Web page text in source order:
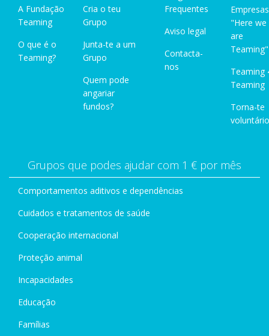
A Fundação
Teaming
O que é o
Teaming?
Cria o teu
Grupo
Junta-te a um
Grupo
Quem pode
angariar
fundos?
Frequentes
Aviso legal
Contacta-
nos
Empresas
"Here we
are
Teaming"
Teaming
Teaming
Torna-te
Grupos que podes ajudar com 1 € por mês
Comportamentos aditivos e dependências
Cuidados e tratamentos de saúde
Cooperação internacional
Proteção animal
Incapacidades
Educação
Famílias